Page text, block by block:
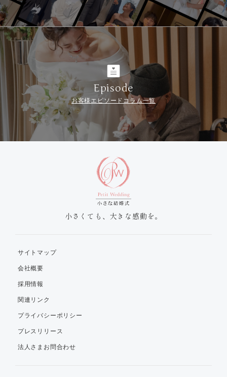
Episode
お客様エピソードコラム一覧
小さくても、大きな感動を。
サイトマップ
会社概要
採用情報
関連リンク
プライバシーポリシー
プレスリリース
法人さまお問合わせ